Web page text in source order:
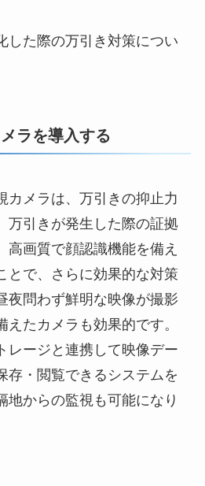
した際の万引き対策につい
ラを導入する
カメラは、万引きの抑止力
万引きが発生した際の証拠
高画質で顔認識機能を備え
とで、さらに効果的な対策
夜問わず鮮明な映像が撮影
たカメラも効果的です。
レージと連携して映像デー
存・閲覧できるシステムを
地からの監視も可能になり